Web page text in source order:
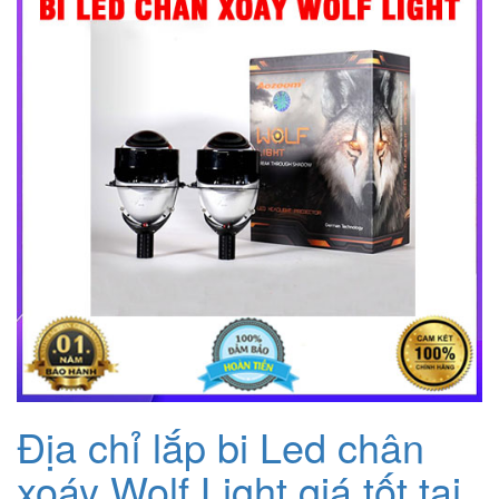
Địa chỉ lắp bi Led chân